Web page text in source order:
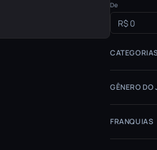
De
GÊNERO DO
FRANQUIAS